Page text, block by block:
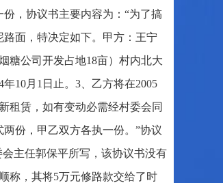
，协议书主要内容为：“为了搞
面，特决定如下。甲方：王宁
糖公司开发占地18亩）村内北大
10月1日止。3、乙方将在2005
租赁，如有变动必需经村委会同
份，甲乙双方各执一份。”协议
主任郭保平所写，该协议书没有
称，其将5万元修路款交给了时